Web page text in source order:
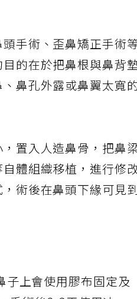
手術、歪鼻矯正手術
的在於把鼻根與鼻背
鼻孔外露或鼻翼太寬
，置入人造鼻骨，把鼻
體組織移植，進行修
術後在鼻頭下緣可見
子上會使用膠布固定及